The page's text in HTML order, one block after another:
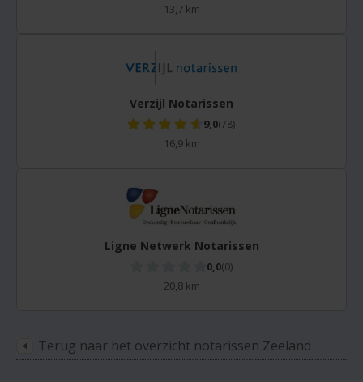
13,7 km
Verzijl Notarissen
9,0(78)
16,9 km
Ligne Netwerk Notarissen
0,0(0)
20,8 km
Terug naar het overzicht notarissen Zeeland